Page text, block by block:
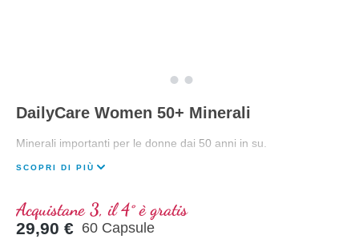
DailyCare Women 50+ Minerali
Minerali importanti per le donne dai 50 anni in su.
SCOPRI DI PIÙ
Acquistane 3, il 4° è gratis
29,90 € 60 Capsule